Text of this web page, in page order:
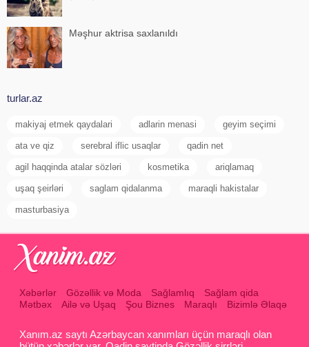
Məşhur aktrisa saxlanıldı
turlar.az
makiyaj etmek qaydalari adlarin menasi geyim seçimi
ata ve qiz serebral iflic usaqlar qadin net
agil haqqinda atalar sözləri kosmetika ariqlamaq
uşaq şeirləri saglam qidalanma maraqli hakistalar
masturbasiya
Xəbərlər Gözəllik və Moda Sağlamlıq
Sağlam qida
Mətbəx
Ailə və Uşaq Şou Biznes Maraqlı Bizimlə Əlaqə
Xanım.az saytı Azərbaycan xanımları üçün maraqlı olan